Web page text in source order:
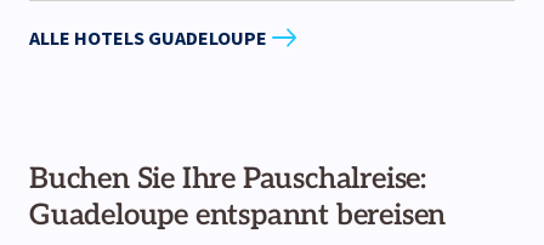
ALLE HOTELS GUADELOUPE
Buchen Sie Ihre Pauschalreise:
Guadeloupe entspannt bereisen